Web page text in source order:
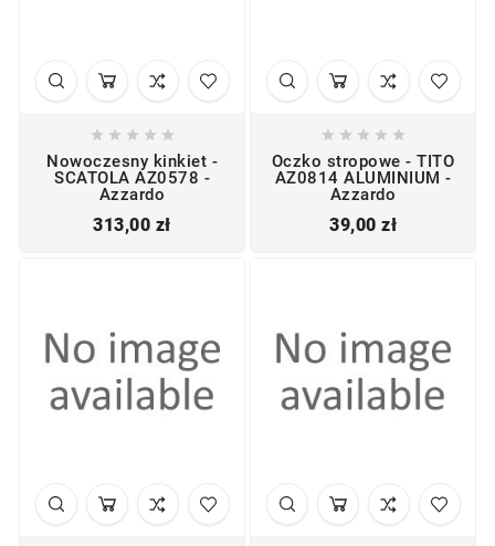
    
Nowoczesny kinkiet -
SCATOLA AZ0578 -
Azzardo
313,00 złCena
    
Oczko stropowe - TITO
AZ0814 ALUMINIUM -
Azzardo
39,00 złCena